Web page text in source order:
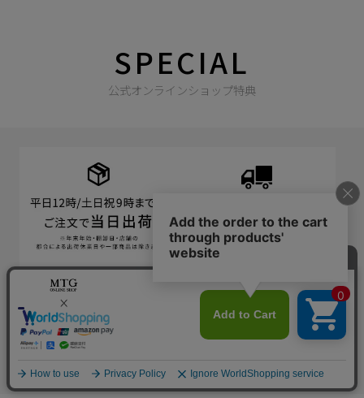
SPECIAL
公式オンラインショップ特典